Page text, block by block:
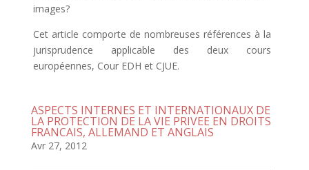
images?
Cet article comporte de nombreuses références à la
jurisprudence applicable des deux cours
européennes, Cour EDH et CJUE.
ASPECTS INTERNES ET INTERNATIONAUX DE
LA PROTECTION DE LA VIE PRIVEE EN DROITS
FRANCAIS, ALLEMAND ET ANGLAIS
Avr 27, 2012